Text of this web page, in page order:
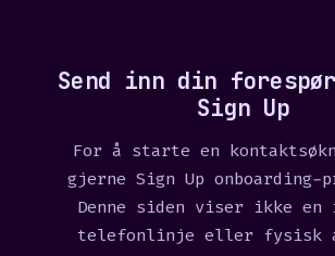
Send inn din
Sign Up
For å starte en
gjerne Sign Up onboarding-
Denne siden viser ikke en
telefonlinje eller fysisk